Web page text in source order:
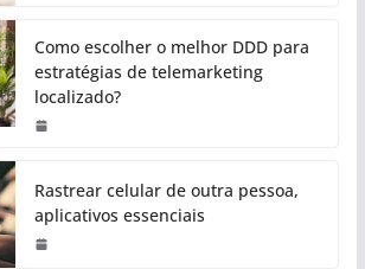
Como escolher o melhor DDD para
estratégias de telemarketing
localizado?
Rastrear celular de outra pessoa,
aplicativos essenciais